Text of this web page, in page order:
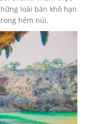
loài bán khô hạn
hẻm núi.